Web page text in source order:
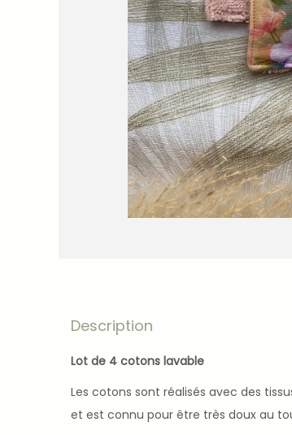
Description
Lot de 4 cotons lavable
Les cotons sont réalisés avec des
et est connu pour être très doux au